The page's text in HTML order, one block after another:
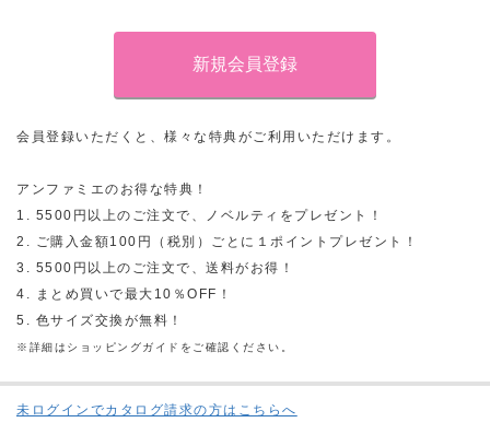
会員登録いただくと、様々な特典がご利用いただけます。
アンファミエのお得な特典！
1. 5500円以上のご注文で、ノベルティをプレゼント！
2. ご購入金額100円（税別）ごとに１ポイントプレゼント！
3. 5500円以上のご注文で、送料がお得！
4. まとめ買いで最大10％OFF！
5. 色サイズ交換が無料！
※詳細はショッピングガイドをご確認ください。
未ログインでカタログ請求の方はこちらへ